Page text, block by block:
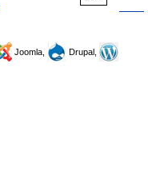
Joomla,
Drupal,